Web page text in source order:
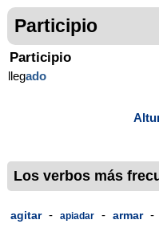
Participio
Participio
llegado
Los verbos más
agitar - apiadar - armar -